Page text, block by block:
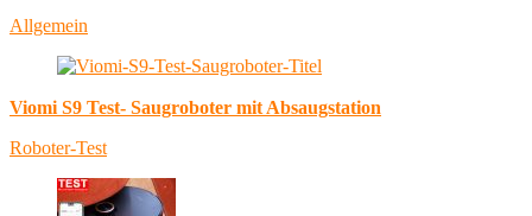
Allgemein
Viomi S9 Test- Saugroboter mit Absaugstation
Roboter-Test